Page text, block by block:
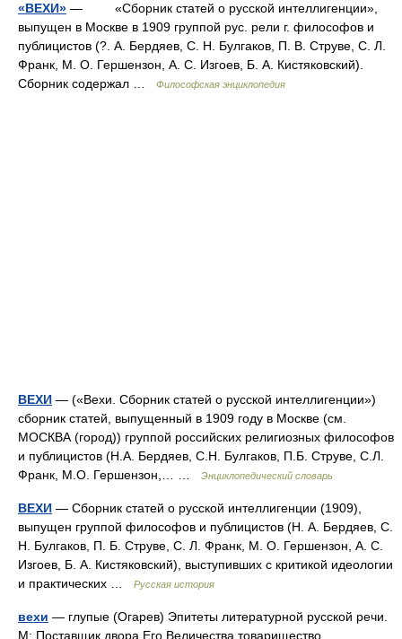
«ВЕХИ» — «Сборник статей о русской интеллигенции»,
выпущен в Москве в 1909 группой рус. рели г. философов и
публицистов (?. А. Бердяев, С. Н. Булгаков, П. В. Струве, С. Л.
Франк, М. О. Гершензон, А. С. Изгоев, Б. А. Кистяковский).
Сборник содержал …
Философская энциклопедия
ВЕХИ — («Вехи. Сборник статей о русской интеллигенции»)
сборник статей, выпущенный в 1909 году в Москве (см.
МОСКВА (город)) группой российских религиозных философов
и публицистов (Н.А. Бердяев, С.Н. Булгаков, П.Б. Струве, С.Л.
Франк, М.О. Гершензон,… …
Энциклопедический словарь
ВЕХИ — Сборник статей о русской интеллигенции (1909),
выпущен группой философов и публицистов (Н. А. Бердяев, С.
Н. Булгаков, П. Б. Струве, С. Л. Франк, М. О. Гершензон, А. С.
Изгоев, Б. А. Кистяковский), выступивших с критикой идеологии
и практических …
Русская история
вехи — глупые (Огарев) Эпитеты литературной русской речи.
М: Поставщик двора Его Величества товарищество